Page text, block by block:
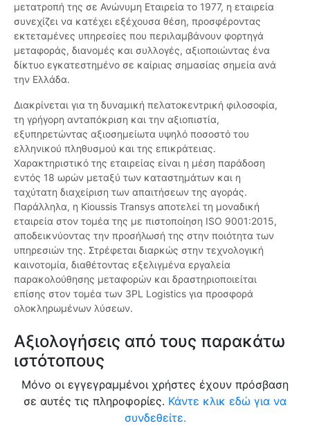
μετατροπή της σε Ανώνυμη Εταιρεία το 1977, η εταιρεία
συνεχίζει να κατέχει εξέχουσα θέση, προσφέροντας
εκτεταμένες υπηρεσίες που περιλαμβάνουν φορτηγά
μεταφοράς, διανομές και συλλογές, αξιοποιώντας ένα
δίκτυο εγκατεστημένο σε καίριας σημασίας σημεία ανά
την Ελλάδα.
Διακρίνεται για τη δυναμική πελατοκεντρική φιλοσοφία,
τη γρήγορη ανταπόκριση και την αξιοπιστία,
εξυπηρετώντας αξιοσημείωτα υψηλό ποσοστό του
ελληνικού πληθυσμού και της επικράτειας.
Χαρακτηριστικό της εταιρείας είναι η μέση παράδοση
εντός 18 ωρών μεταξύ των καταστημάτων και η
ταχύτατη διαχείριση των απαιτήσεων της αγοράς.
Παράλληλα, η Kioussis Transys αποτελεί τη μοναδική
εταιρεία στον τομέα της με πιστοποίηση ISO 9001:2015,
αποδεικνύοντας την προσήλωσή της στην ποιότητα των
υπηρεσιών της. Στρέφεται διαρκώς στην τεχνολογική
καινοτομία, διαθέτοντας εξελιγμένα εργαλεία
παρακολούθησης μεταφορών και δραστηριοποιείται
επίσης στον τομέα των 3PL Logistics για προσφορά
ολοκληρωμένων λύσεων.
Αξιολογήσεις από τους παρακάτω
ιστότοπους
Μόνο οι εγγεγραμμένοι χρήστες έχουν πρόσβαση
σε αυτές τις πληροφορίες. Κάντε κλικ εδώ για να
συνδεθείτε.